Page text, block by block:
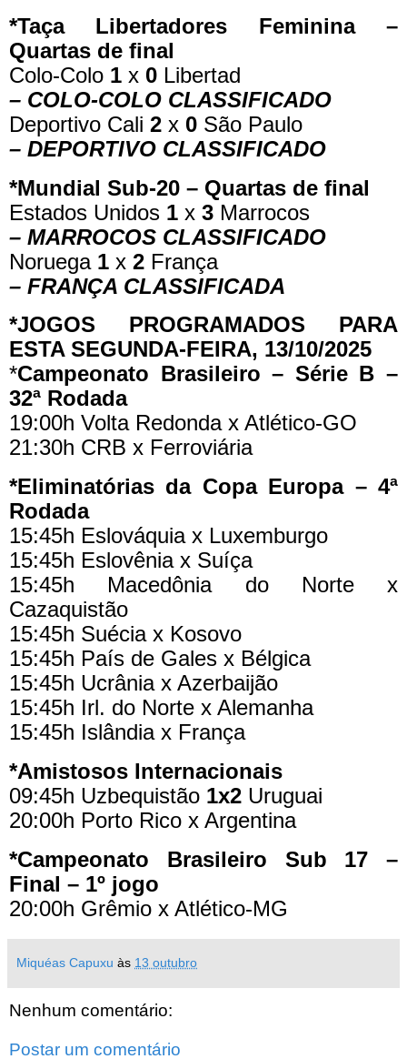
*Taça Libertadores Feminina –
Quartas de final
Colo-Colo 1 x 0 Libertad
– COLO-COLO CLASSIFICADO
Deportivo Cali 2 x 0 São Paulo
– DEPORTIVO CLASSIFICADO
*Mundial Sub-20 – Quartas de final
Estados Unidos 1 x 3 Marrocos
– MARROCOS CLASSIFICADO
Noruega 1 x 2 França
– FRANÇA CLASSIFICADA
*JOGOS PROGRAMADOS PARA
ESTA SEGUNDA-FEIRA, 13/10/2025
*Campeonato Brasileiro – Série B –
32ª Rodada
19:00h Volta Redonda x Atlético-GO
21:30h CRB x Ferroviária
*Eliminatórias da Copa Europa – 4ª
Rodada
15:45h Eslováquia x Luxemburgo
15:45h Eslovênia x Suíça
15:45h Macedônia do Norte x
Cazaquistão
15:45h Suécia x Kosovo
15:45h País de Gales x Bélgica
15:45h Ucrânia x Azerbaijão
15:45h Irl. do Norte x Alemanha
15:45h Islândia x França
*Amistosos Internacionais
09:45h Uzbequistão 1x2 Uruguai
20:00h Porto Rico x Argentina
*Campeonato Brasileiro Sub 17 –
Final – 1º jogo
20:00h Grêmio x Atlético-MG
Miquéas Capuxu às 13 outubro
Nenhum comentário:
Postar um comentário